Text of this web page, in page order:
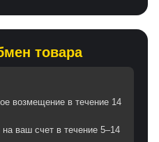
товара
возмещение в течение 14
ваш счет в течение 5–14